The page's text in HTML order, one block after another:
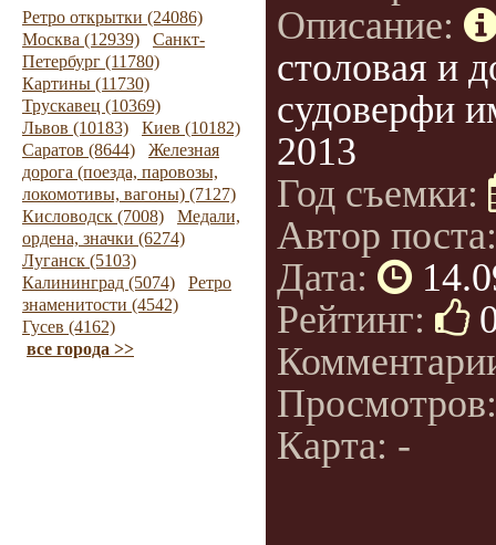
Ретро открытки (24086)
Москва (12939)
Санкт-
Петербург (11780)
Картины (11730)
Трускавец (10369)
Львов (10183)
Киев (10182)
Саратов (8644)
Железная
дорога (поезда, паровозы,
локомотивы, вагоны) (7127)
Кисловодск (7008)
Медали,
ордена, значки (6274)
Луганск (5103)
Калининград (5074)
Ретро
знаменитости (4542)
Гусев (4162)
все города >>
Описание:
столовая и
судоверфи
2013
Год съемки:
Автор
Дата:
Рейтинг:
Карта: -